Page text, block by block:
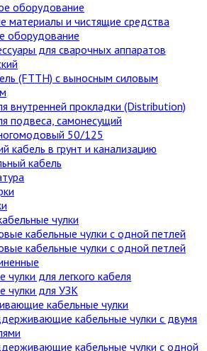
оборудование
материалы и чистящие средства
оборудование
для сварочных аппаратов
(FTTH) с выносным силовым
внутренней прокладки (Distribution)
подвеса, самонесущий
50/125
кабель в грунт и канализацию
кабель
чулки
кабельные чулки с одной петлей
кабельные чулки с одной петлей
чулки для легкого кабеля
чулки для УЗК
кабельные чулки
кабельные чулки с двумя
кабельные чулки с одной